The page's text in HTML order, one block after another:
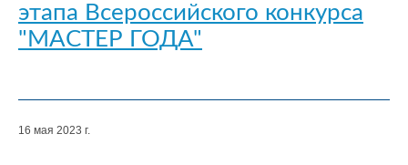
этапа Всероссийского конкурса
"МАСТЕР ГОДА"
16 мая 2023 г.